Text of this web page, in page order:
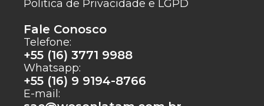
Politica de Privacidade e LGPD
Fale Conosco
Telefone:
+55 (16) 3771 9988
Whatsapp:
+55 (16) 9 9194-8766
E-mail: